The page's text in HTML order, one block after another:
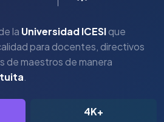
la Universidad ICESIque
para docentes, directivos
de maestros de manera
.
4K+